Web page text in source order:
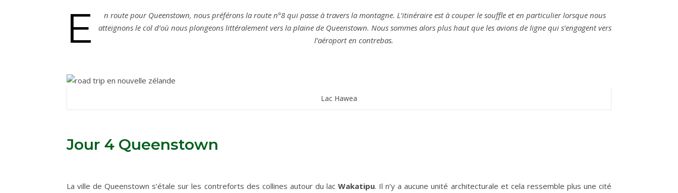
Carnets de voyages hors des sentiers battus
E
n route pour Queenstown, nous préférons la route n°8 qui passe à travers la montagne. L’itinéraire est à couper le souffle et en particulier lorsque nous
atteignons le col d’où nous plongeons littéralement vers la plaine de Queenstown. Nous sommes alors plus haut que les avions de ligne qui s’engagent vers
l’aéroport en contrebas.
Lac Hawea
Jour 4 Queenstown
La ville de Queenstown s’étale sur les contreforts des collines autour du lacWakatipu. Il n’y a aucune unité architecturale et cela ressemble plus une cité